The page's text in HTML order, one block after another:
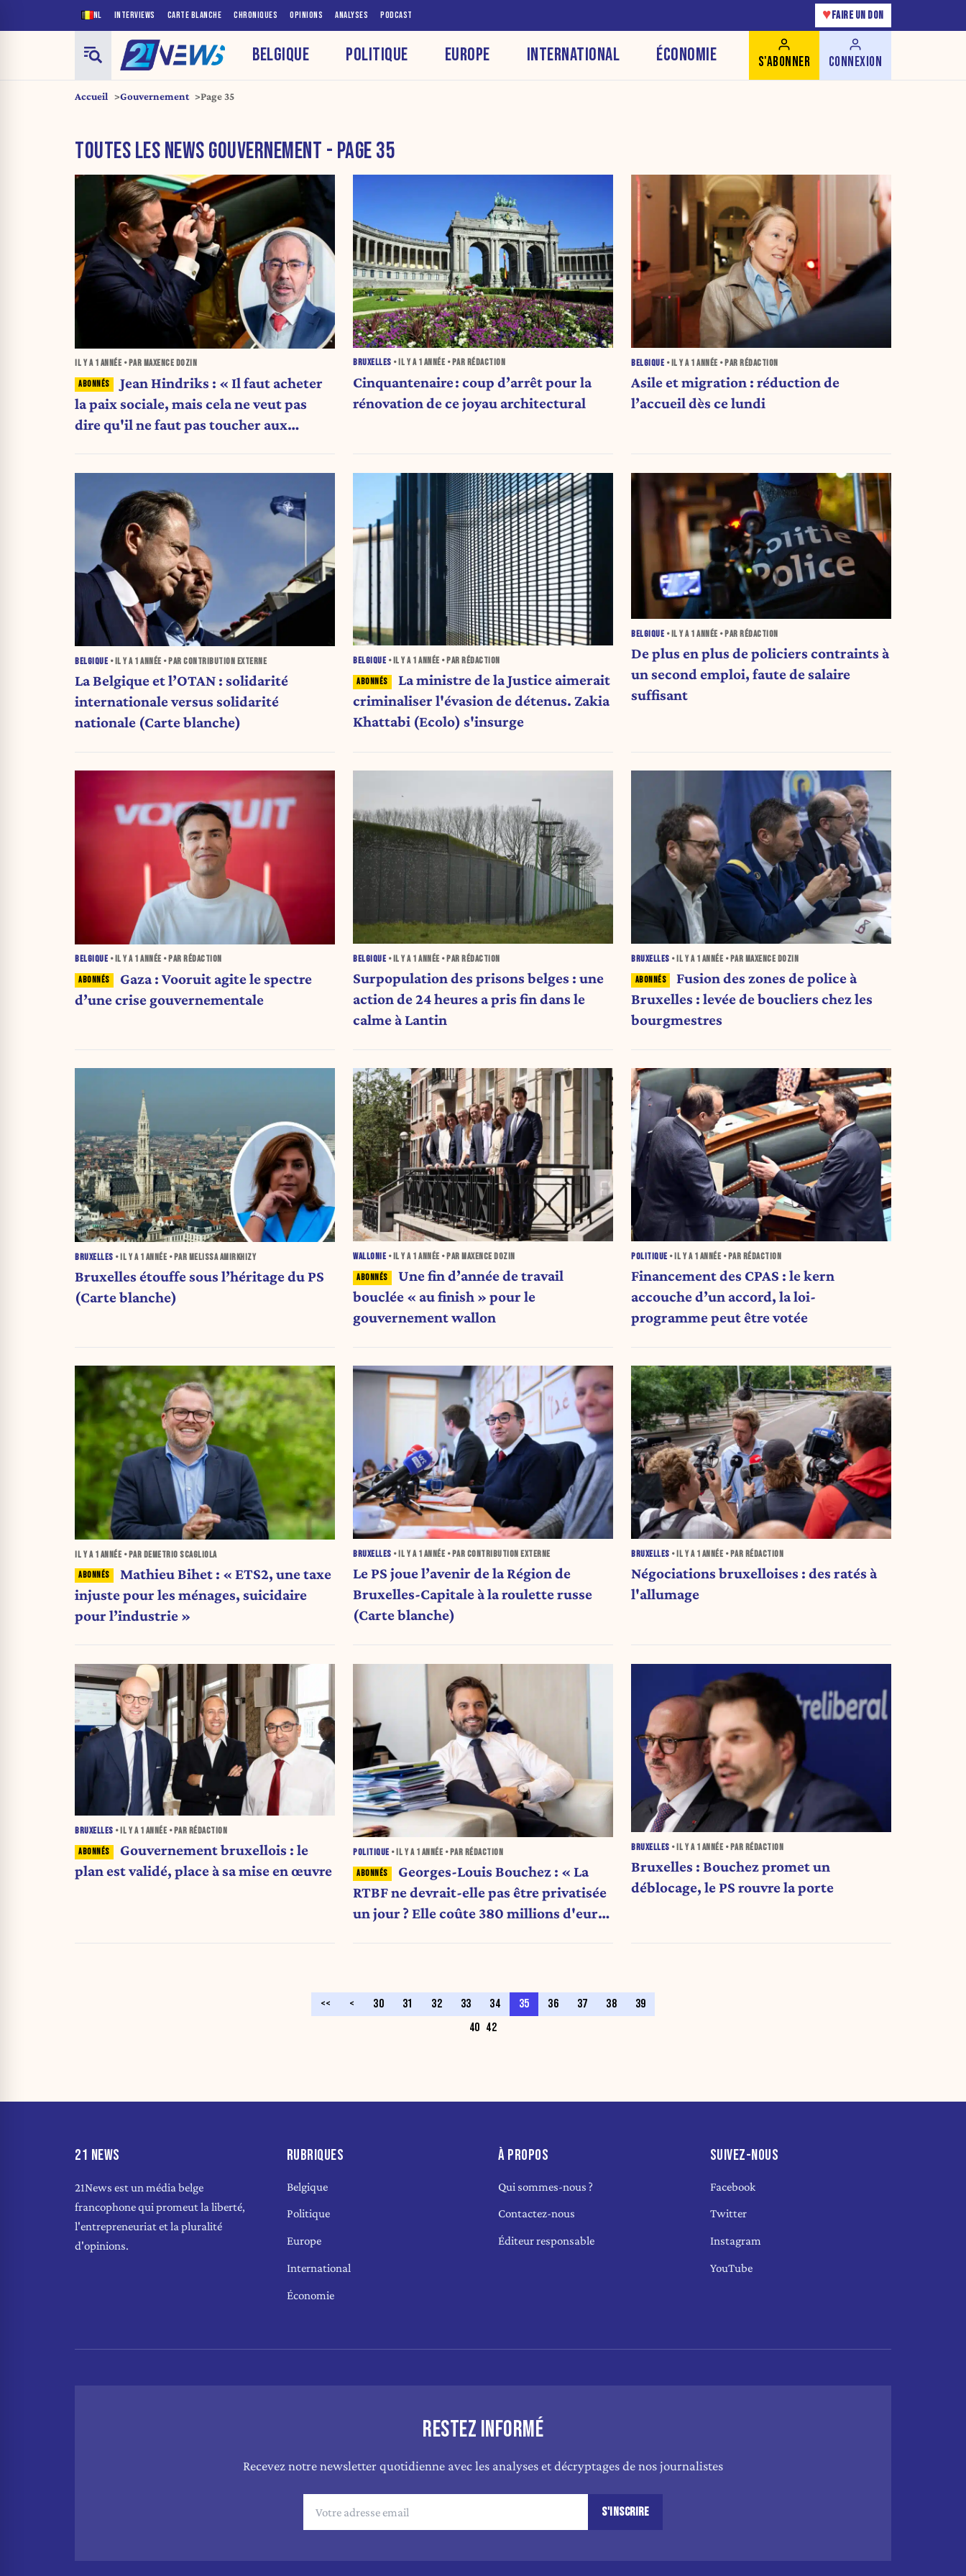
NL INTERVIEWS CARTE BLANCHE CHRONIQUES OPINIONS ANALYSES PODCAST ♥ FAIRE UN DON
BELGIQUE POLITIQUE EUROPE INTERNATIONAL ÉCONOMIE S'ABONNER CONNEXION
Accueil Gouvernement Page 35
TOUTES LES NEWS GOUVERNEMENT - PAGE 35
IL Y A 1 ANNÉE • PAR MAXENCE DOZIN
Jean Hindriks : « Il faut acheter
la paix sociale, mais cela ne veut pas
dire qu'il ne faut pas toucher aux
BRUXELLES • IL Y A 1 ANNÉE • PAR RÉDACTION
Cinquantenaire : coup d’arrêt pour la
rénovation de ce joyau architectural
BELGIQUE • IL Y A 1 ANNÉE • PAR RÉDACTION
Asile et migration : réduction de
l’accueil dès ce lundi
BELGIQUE • IL Y A 1 ANNÉE • PAR CONTRIBUTION EXTERNE
La Belgique et l’OTAN : solidarité
internationale versus solidarité
nationale (Carte blanche)
BELGIQUE • IL Y A 1 ANNÉE • PAR RÉDACTION
La ministre de la Justice aimerait
criminaliser l'évasion de détenus. Zakia
Khattabi (Ecolo) s'insurge
BELGIQUE • IL Y A 1 ANNÉE • PAR RÉDACTION
De plus en plus de policiers contraints à
un second emploi, faute de salaire
suffisant
BELGIQUE • IL Y A 1 ANNÉE • PAR RÉDACTION
Gaza : Vooruit agite le spectre
d’une crise gouvernementale
BELGIQUE • IL Y A 1 ANNÉE • PAR RÉDACTION
Surpopulation des prisons belges : une
action de 24 heures a pris fin dans le
calme à Lantin
BRUXELLES • IL Y A 1 ANNÉE • PAR MAXENCE DOZIN
Fusion des zones de police à
Bruxelles : levée de boucliers chez les
bourgmestres
BRUXELLES • IL Y A 1 ANNÉE • PAR MELISSA AMIRKHIZY
Bruxelles étouffe sous l’héritage du PS
(Carte blanche)
WALLONIE • IL Y A 1 ANNÉE • PAR MAXENCE DOZIN
Une fin d’année de travail
bouclée « au finish » pour le
gouvernement wallon
POLITIQUE • IL Y A 1 ANNÉE • PAR RÉDACTION
Financement des CPAS : le kern
accouche d’un accord, la loi-
programme peut être votée
IL Y A 1 ANNÉE • PAR DEMETRIO SCAGLIOLA
Mathieu Bihet : « ETS2, une taxe
injuste pour les ménages, suicidaire
pour l’industrie »
BRUXELLES • IL Y A 1 ANNÉE • PAR CONTRIBUTION EXTERNE
Le PS joue l’avenir de la Région de
Bruxelles-Capitale à la roulette russe
(Carte blanche)
BRUXELLES • IL Y A 1 ANNÉE • PAR RÉDACTION
Négociations bruxelloises : des ratés à
l'allumage
BRUXELLES • IL Y A 1 ANNÉE • PAR RÉDACTION
Gouvernement bruxellois : le
plan est validé, place à sa mise en œuvre
POLITIQUE • IL Y A 1 ANNÉE • PAR RÉDACTION
Georges-Louis Bouchez : « La
RTBF ne devrait-elle pas être privatisée
un jour ? Elle coûte 380 millions d'euros
BRUXELLES • IL Y A 1 ANNÉE • PAR RÉDACTION
Bruxelles : Bouchez promet un
déblocage, le PS rouvre la porte
<< < 30 31 32 33 34 35 36 37 38
39
40 42
21 NEWS
21News est un média belge
francophone qui promeut la liberté,
l'entrepreneuriat et la pluralité
d'opinions.
RUBRIQUES
Belgique
Politique
Europe
International
Économie
À PROPOS
Qui sommes-nous ?
Contactez-nous
Éditeur responsable
SUIVEZ-NOUS
Facebook
Twitter
Instagram
YouTube
RESTEZ INFORMÉ
Recevez notre newsletter quotidienne avec les analyses et décryptages de nos journalistes
S'INSCRIRE